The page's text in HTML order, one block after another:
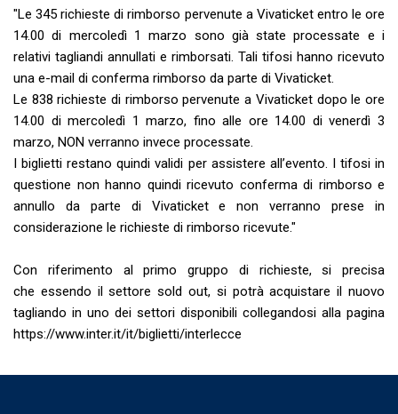
"Le 345 richieste di rimborso pervenute a Vivaticket entro le ore
14.00 di mercoledì 1 marzo sono già state processate e i
relativi tagliandi annullati e rimborsati. Tali tifosi hanno ricevuto
una e-mail di conferma rimborso da parte di Vivaticket.
Le 838 richieste di rimborso pervenute a Vivaticket dopo le ore
14.00 di mercoledì 1 marzo, fino alle ore 14.00 di venerdì 3
marzo, NON verranno invece processate.
I biglietti restano quindi validi per assistere all’evento. I tifosi in
questione non hanno quindi ricevuto conferma di rimborso e
annullo da parte di Vivaticket e non verranno prese in
considerazione le richieste di rimborso ricevute."
Con riferimento al primo gruppo di richieste, si precisa
che essendo il settore sold out, si potrà acquistare il nuovo
tagliando in uno dei settori disponibili collegandosi alla pagina
https://www.inter.it/it/biglietti/interlecce